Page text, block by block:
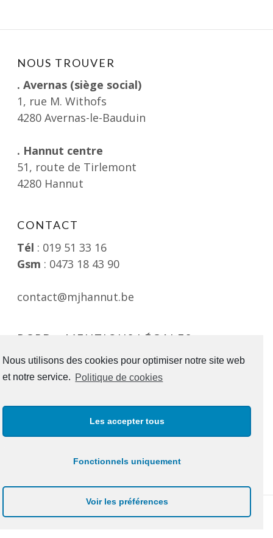
Nous utilisons des cookies pour optimiser notre site web
et notre service. Politique de cookies
Les accepter tous
Fonctionnels uniquement
Voir les préférences
NOUS TROUVER
. Avernas (siège social)
1, rue M. Withofs
4280 Avernas-le-Bauduin
. Hannut centre
51, route de Tirlemont
4280 Hannut
CONTACT
Tél : 019 51 33 16
Gsm : 0473 18 43 90
contact@mjhannut.be
RGPD – MENTIONS LÉGALES
Consultable ici
Instagram
Youtube
Counter theme byThemePatio